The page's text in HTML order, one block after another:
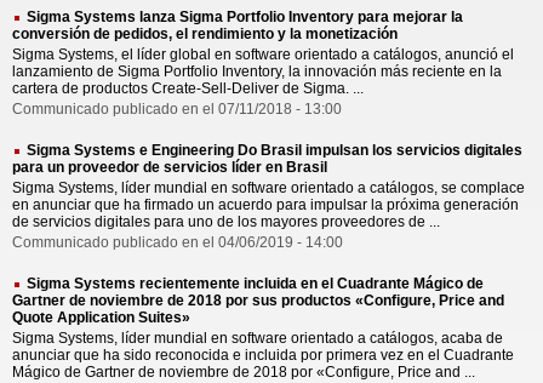
Sigma Systems lanza Sigma Portfolio Inventory para mejorar la
conversión de pedidos, el rendimiento y la monetización
Sigma Systems, el líder global en software orientado a catálogos, anunció el
lanzamiento de Sigma Portfolio Inventory, la innovación más reciente en la
cartera de productos Create-Sell-Deliver de Sigma. ...
Communicado publicado en el 07/11/2018 - 13:00
Sigma Systems e Engineering Do Brasil impulsan los servicios digitales
para un proveedor de servicios líder en Brasil
Sigma Systems, líder mundial en software orientado a catálogos, se complace
en anunciar que ha firmado un acuerdo para impulsar la próxima generación
de servicios digitales para uno de los mayores proveedores de ...
Communicado publicado en el 04/06/2019 - 14:00
Sigma Systems recientemente incluida en el Cuadrante Mágico de
Gartner de noviembre de 2018 por sus productos «Configure, Price and
Quote Application Suites»
Sigma Systems, líder mundial en software orientado a catálogos, acaba de
anunciar que ha sido reconocida e incluida por primera vez en el Cuadrante
Mágico de Gartner de noviembre de 2018 por «Configure, Price and ...